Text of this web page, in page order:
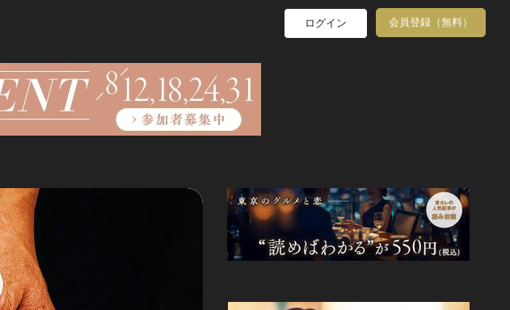
ログイン 会員登録（無料）